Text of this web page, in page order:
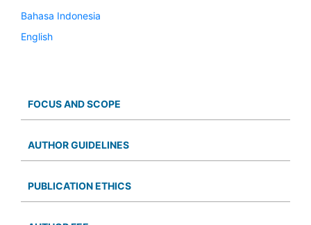
Bahasa Indonesia
English
FOCUS AND SCOPE
AUTHOR GUIDELINES
PUBLICATION ETHICS